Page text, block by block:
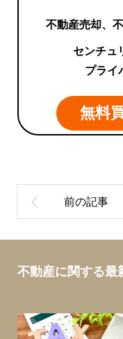
不動産売却、
センチュ
プライ
無料
不動産に関する最